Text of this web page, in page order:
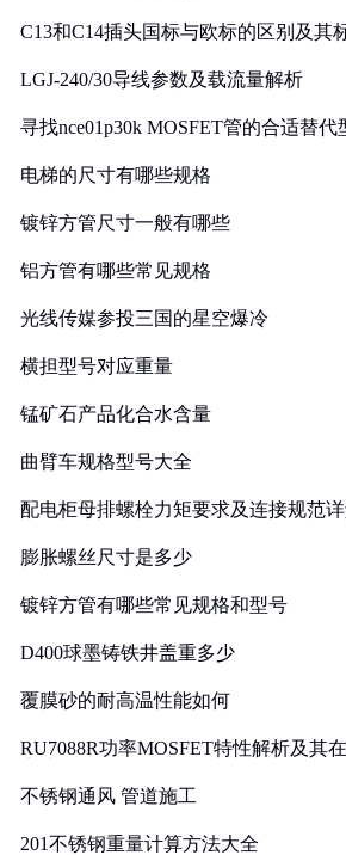
C13和C14插头国标与欧标的区别及其
LGJ-240/30导线参数及载流量解析
寻找nce01p30k MOSFET管的合适替代
电梯的尺寸有哪些规格
镀锌方管尺寸一般有哪些
铝方管有哪些常见规格
光线传媒参投三国的星空爆冷
横担型号对应重量
锰矿石产品化合水含量
曲臂车规格型号大全
配电柜母排螺栓力矩要求及连接规范
膨胀螺丝尺寸是多少
镀锌方管有哪些常见规格和型号
D400球墨铸铁井盖重多少
覆膜砂的耐高温性能如何
RU7088R功率MOSFET特性解析及其
不锈钢通风 管道施工
201不锈钢重量计算方法大全